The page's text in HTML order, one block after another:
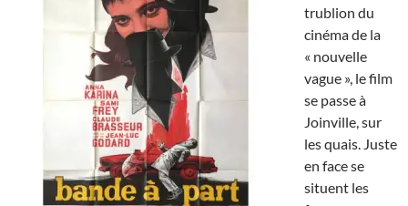
trublion du
cinéma de la
« nouvelle
vague », le film
se passe à
Joinville, sur
les quais. Juste
en face se
situent les